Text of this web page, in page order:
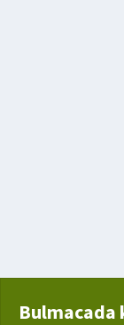
Bulmacada